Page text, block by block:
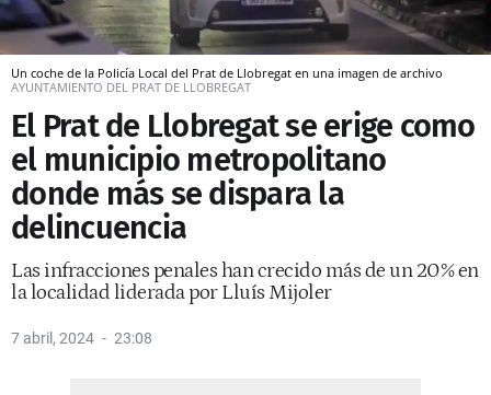
Un coche de la Policía Local del Prat de Llobregat en una imagen de archivo
AYUNTAMIENTO DEL PRAT DE LLOBREGAT
El Prat de Llobregat se erige como
el municipio metropolitano
donde más se dispara la
delincuencia
Las infracciones penales han crecido más de un 20% en
la localidad liderada por Lluís Mijoler
7 abril, 2024 23:08